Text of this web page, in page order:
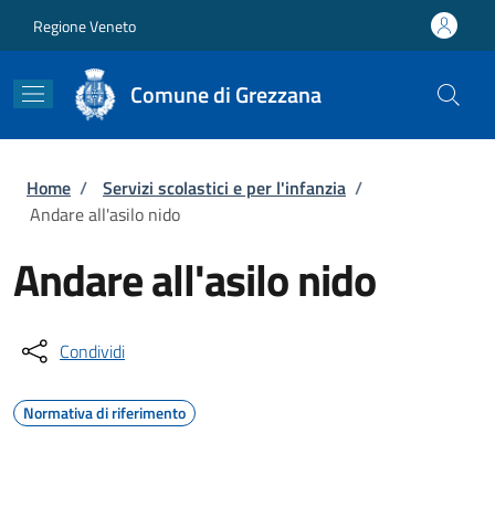
Regione Veneto
Comune di Grezzana
Briciole di pane
Home / Servizi scolastici e per l'infanzia /
Andare all'asilo nido
Andare all'asilo nido
Condividi
Normativa di riferimento